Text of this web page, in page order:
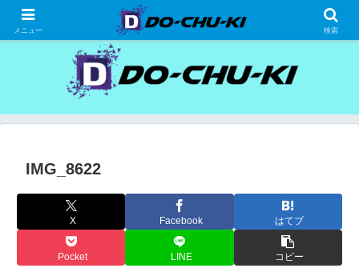
高級ホテルの格安宿泊研究、宿泊記
IMG_8622
X Facebook はてブ
Pocket LINE コピー
メニュー 検索